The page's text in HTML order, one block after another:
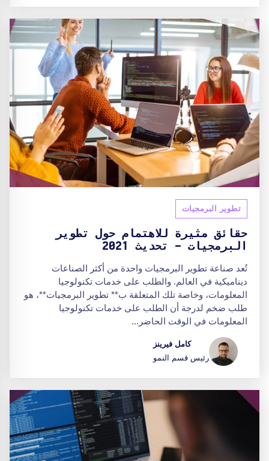
تطوير البرمجيات
حقائق مثيرة للاهتمام حول تطوير
البرمجيات - تحديث 2021
تُعد صناعة تطوير البرمجيات واحدة من أكثر الصناعات
ديناميكية في العالم. والطلب على خدمات تكنولوجيا
المعلومات، وخاصة تلك المتعلقة ب** تطوير البرمجيات**، هو
طلب ضخم لدرجة أن الطلب على خدمات تكنولوجيا
المعلومات في الوقت الحاضر...
كامل فيرينز
رئيس قسم النمو